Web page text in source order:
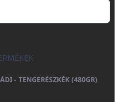
- TENGERÉSZKÉK (480GR)